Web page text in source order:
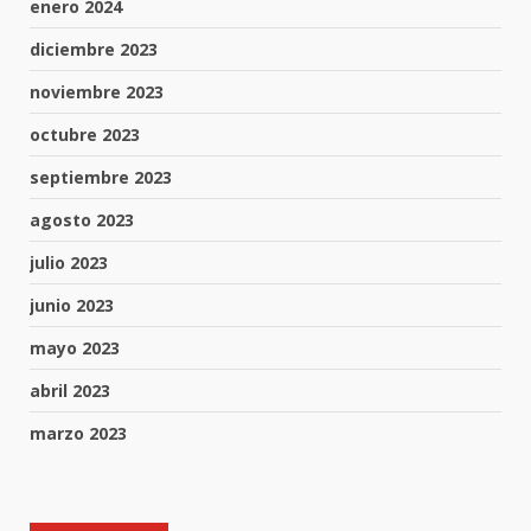
enero 2024
diciembre 2023
noviembre 2023
octubre 2023
septiembre 2023
agosto 2023
julio 2023
junio 2023
mayo 2023
abril 2023
marzo 2023